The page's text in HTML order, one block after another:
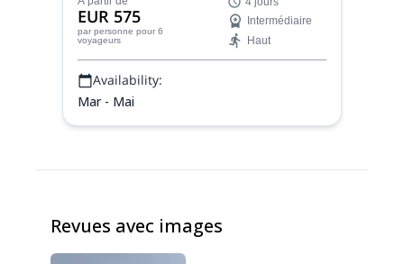
compagnie de Kasper, guide de montagne
certifié IFMGA. Profitez de superbes pistes
sur une poudreuse incroyable, loin des
foules.
EUR 575
par personne pour 6
voyageurs
Intermédiaire
Haut
Availability:
Mar - Mai
Revues avec images